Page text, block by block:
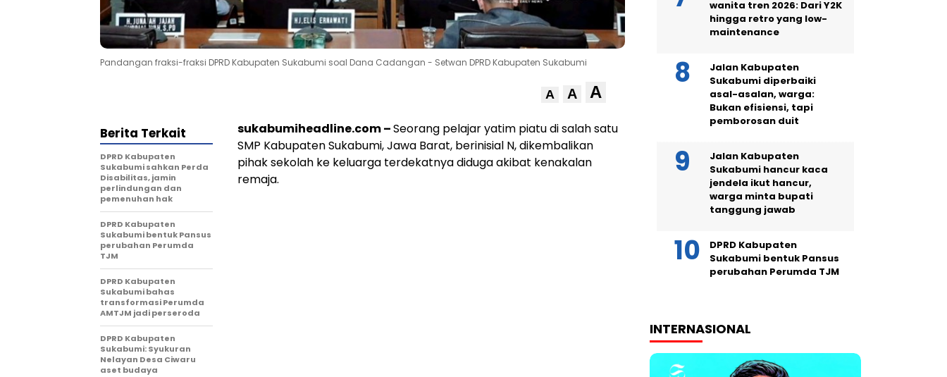
Pandangan fraksi-fraksi DPRD Kabupaten Sukabumi soal Dana Cadangan - Setwan DPRD Kabupaten Sukabumi
A A A
sukabumiheadline.com –Seorang pelajar yatim piatu di salah satu
SMP Kabupaten Sukabumi, Jawa Barat, berinisial N, dikembalikan
pihak sekolah ke keluarga terdekatnya diduga akibat kenakalan
remaja.
Berita Terkait
DPRD Kabupaten
Sukabumi sahkan Perda
Disabilitas, jamin
perlindungan dan
pemenuhan hak
DPRD Kabupaten
Sukabumi bentuk Pansus
perubahan Perumda
TJM
DPRD Kabupaten
Sukabumi bahas
transformasi Perumda
AMTJM jadi perseroda
DPRD Kabupaten
Sukabumi: Syukuran
Nelayan Desa Ciwaru
aset budaya
wanita tren 2026: Dari Y2K
hingga retro yang low-
maintenance
Jalan Kabupaten
Sukabumi diperbaiki
asal-asalan, warga:
Bukan efisiensi, tapi
pemborosan duit
Jalan Kabupaten
Sukabumi hancur kaca
jendela ikut hancur,
warga minta bupati
tanggung jawab
DPRD Kabupaten
Sukabumi bentuk Pansus
perubahan Perumda TJM
INTERNASIONAL